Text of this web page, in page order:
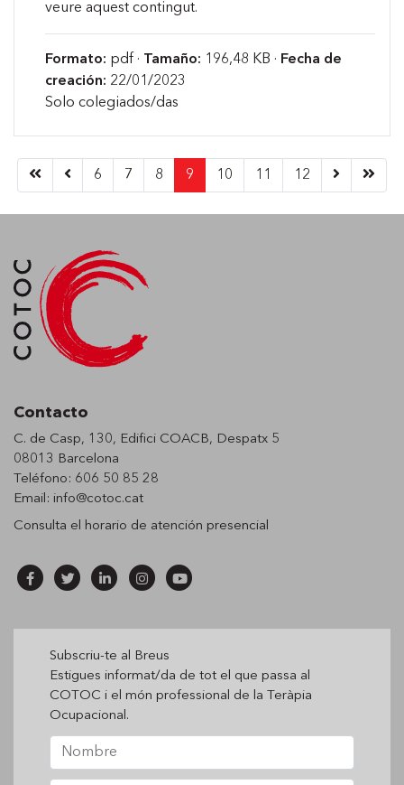
veure aquest contingut.
Formato: pdf · Tamaño: 196,48 KB · Fecha de
creación: 22/01/2023
Solo colegiados/das
6 7 8 9 (current)
10 11 12
Contacto
C. de Casp, 130, Edifici COACB, Despatx 5
08013 Barcelona
Teléfono: 606 50 85 28
Email: info@cotoc.cat
Consulta el horario de atención presencial
Subscriu-te al Breus
Estigues informat/da de tot el que passa al
COTOC i el món professional de la Teràpia
Ocupacional.